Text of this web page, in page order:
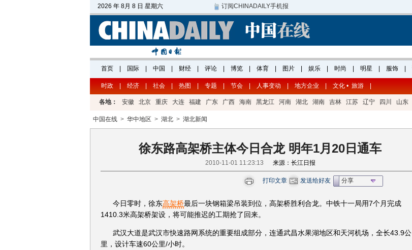
时政 经济 社会 热图 专题 节会 人事变动 地方企业 文化 • 旅游
各地： 安徽 北京 重庆 大连 福建 广东 广西 海南 黑龙江 河南 湖北 湖南 吉林 江苏 辽宁 四川 山东
中国在线 > 华中地区 > 湖北 > 湖北新闻
徐东路高架桥主体今日合龙 明年1月20日通车
2010-11-01 11:23:13 来源：长江日报
打印文章 发送给好友 分享
今日零时，徐东高架桥最后一块钢箱梁吊装到位，高架桥胜利合龙。中铁十一局用7个月完成
1410.3米高架桥架设，将可能推迟的工期抢了回来。
武汉大道是武汉市快速路网系统的重要组成部分，连通武昌水果湖地区和天河机场，全长43.9公
里，设计车速60公里/小时。